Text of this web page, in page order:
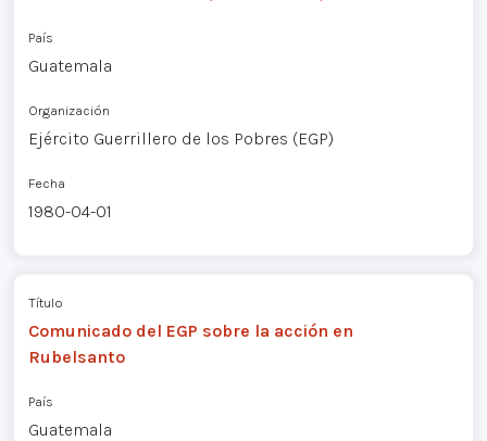
País
Guatemala
Organización
Ejército Guerrillero de los Pobres (EGP)
Fecha
1980-04-01
Título
Comunicado del EGP sobre la acción en
Rubelsanto
País
Guatemala